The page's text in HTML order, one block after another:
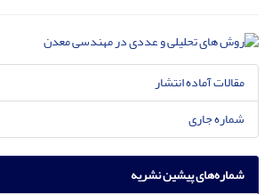
مقالات آماده انتشار
شماره جاری
شماره‌های پیشین نشریه